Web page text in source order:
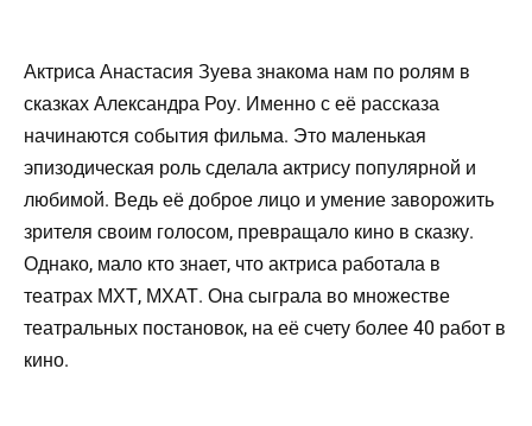
Актриса Анастасия Зуева знакома нам по ролям в
сказках Александра Роу. Именно с её рассказа
начинаются события фильма. Это маленькая
эпизодическая роль сделала актрису популярной и
любимой. Ведь её доброе лицо и умение заворожить
зрителя своим голосом, превращало кино в сказку.
Однако, мало кто знает, что актриса работала в
театрах МХТ, МХАТ. Она сыграла во множестве
театральных постановок, на её счету более 40 работ в
кино.